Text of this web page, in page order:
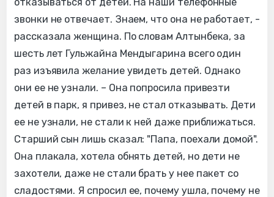
звонки не отвечает. Знаем, что она не работает, -
рассказала женщина. По словам Алтынбека, за
шесть лет Гульжайна Мендыгарина всего один
раз изъявила желание увидеть детей. Однако
они ее не узнали. – Она попросила привезти
детей в парк, я привез, не стал отказывать. Дети
ее не узнали, не стали к ней даже приближаться.
Старший сын лишь сказал: "Папа, поехали домой".
Она плакала, хотела обнять детей, но дети не
захотели, даже не стали брать у нее пакет со
сладостями. Я спросил ее, почему ушла, почему не